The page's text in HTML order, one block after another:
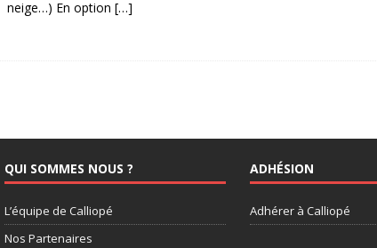
neige…) En option […]
QUI SOMMES NOUS ?
L’équipe de Calliopé
Nos Partenaires
ADHÉSION
Adhérer à Calliopé